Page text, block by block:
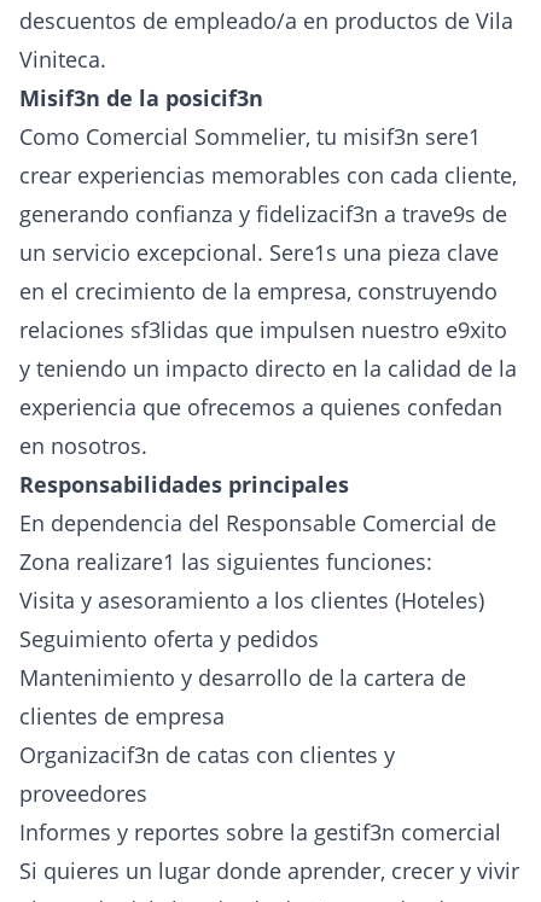
descuentos de empleado/a en productos de Vila
Viniteca.
Misif3n de la posicif3n
Como Comercial Sommelier, tu misif3n sere1
crear experiencias memorables con cada cliente,
generando confianza y fidelizacif3n a trave9s de
un servicio excepcional. Sere1s una pieza clave
en el crecimiento de la empresa, construyendo
relaciones sf3lidas que impulsen nuestro e9xito
y teniendo un impacto directo en la calidad de la
experiencia que ofrecemos a quienes confedan
en nosotros.
Responsabilidades principales
En dependencia del Responsable Comercial de
Zona realizare1 las siguientes funciones:
Visita y asesoramiento a los clientes (Hoteles)
Seguimiento oferta y pedidos
Mantenimiento y desarrollo de la cartera de
clientes de empresa
Organizacif3n de catas con clientes y
proveedores
Informes y reportes sobre la gestif3n comercial
Si quieres un lugar donde aprender, crecer y vivir